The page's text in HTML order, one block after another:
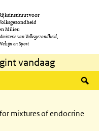
voor
Milieu
van Volksgezondheid,
en Sport
vandaag
mixtures of endocrine